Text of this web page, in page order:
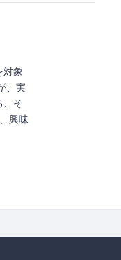
象
、実
、そ
興味